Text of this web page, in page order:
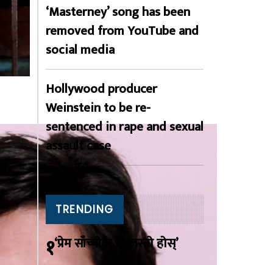
‘Masterney’ song has been
removed from YouTube and
social media
Hollywood producer
Weinstein to be re-
sentenced in rape and sexual
assault case
TRENDING
१‘प्रेम साँच्चीकै प्रेमजस्तो होस्’